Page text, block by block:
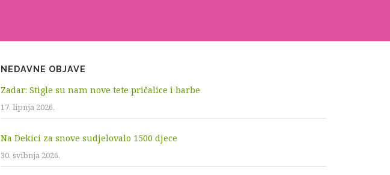
NEDAVNE OBJAVE
Zadar: Stigle su nam nove tete pričalice i barbe
17. lipnja 2026.
Na Dekici za snove sudjelovalo 1500 djece
30. svibnja 2026.